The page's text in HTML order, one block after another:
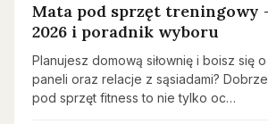
Mata pod sprzęt treningowy
2026 i poradnik wyboru
Planujesz domową siłownię i boisz się
paneli oraz relacje z sąsiadami?
pod sprzęt fitness to nie tylko oc…